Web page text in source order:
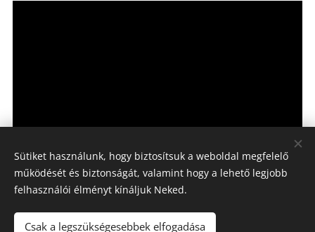
Sway Tánciskola
Sütiket használunk, hogy biztosítsuk a weboldal megfelelő
működését és biztonságát, valamint hogy a lehető legjobb
felhasználói élményt kínáljuk Neked.
Csak a legszükségesebbek elfogadása